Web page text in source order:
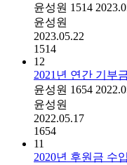
윤성원 1514
윤성원
2023.05.22
1514
12
2021년 연간 기부
윤성원 1654
윤성원
2022.05.17
1654
11
2020년 후원금 수